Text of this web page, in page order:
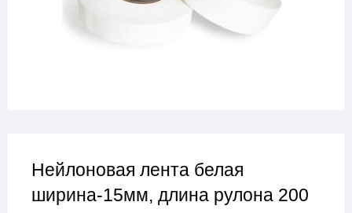
Нейлоновая лента белая
ширина-15мм, длина рулона 200